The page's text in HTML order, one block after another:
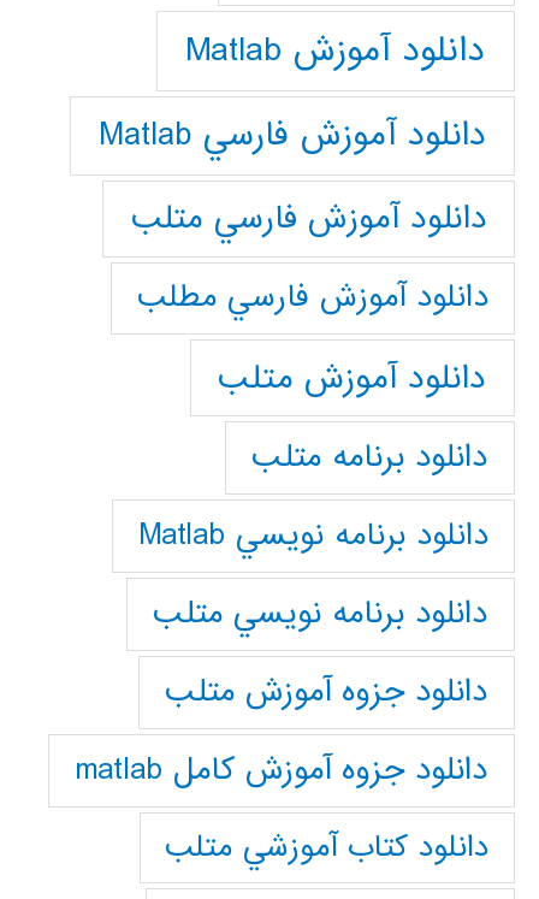
دانلود آموزش Matlab
دانلود آموزش فارسي Matlab
دانلود آموزش فارسي متلب
دانلود آموزش فارسي مطلب
دانلود آموزش متلب
دانلود برنامه متلب
دانلود برنامه نويسي Matlab
دانلود برنامه نويسي متلب
دانلود جزوه آموزش متلب
دانلود جزوه آموزش کامل matlab
دانلود كتاب آموزشي متلب